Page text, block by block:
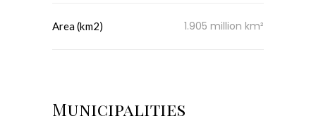
Area (km2) 1.905 million km²
Municipalities